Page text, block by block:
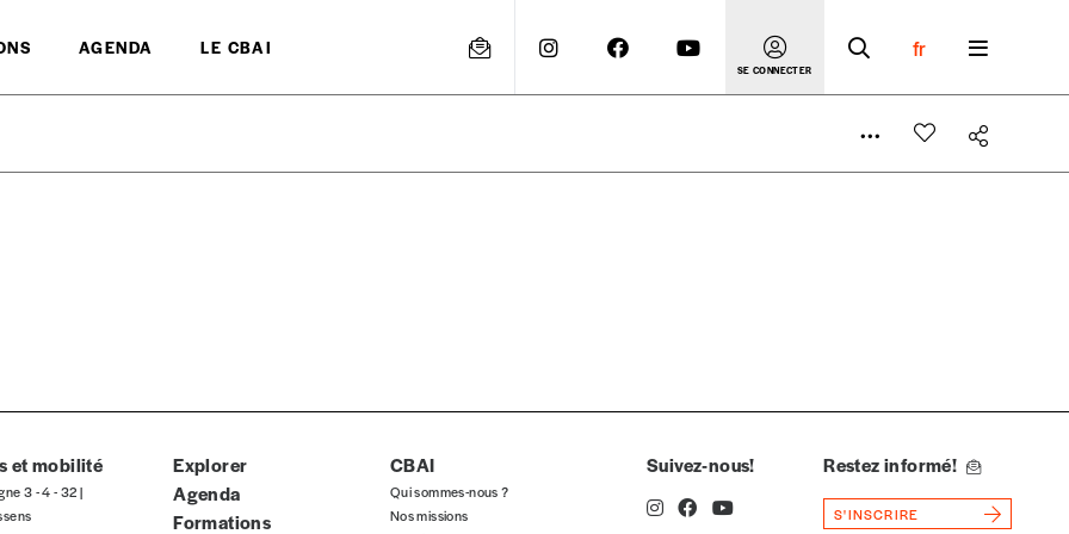
AGENDA LE CBAI
SE CONNECTER
fr
indicatif. De cette manière, vous soutenez le travail de l’équipe de rédaction selon vos moyens et vos motivations.
et mobilité
3 - 4 - 32 |
Explorer
Agenda
Formations
CBAI
Qui sommes-nous ?
Nos missions
Suivez-nous! Restez informé!
S'INSCRIRE